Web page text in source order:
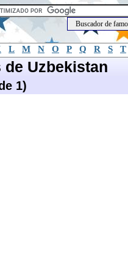
L M N O P Q R S T
Uzbekistan
1)